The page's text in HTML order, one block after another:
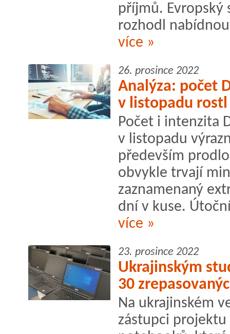
příjmů. Evropský
rozhodl
více »
26. prosince 2022
Analýza: počet
v listopadu rostl
Počet i intenzita
v listopadu
především
obvykle trvají
zaznamenaný
dní v kuse.
více »
23. prosince 2022
Ukrajinským
30
Na ukrajinském
zástupci